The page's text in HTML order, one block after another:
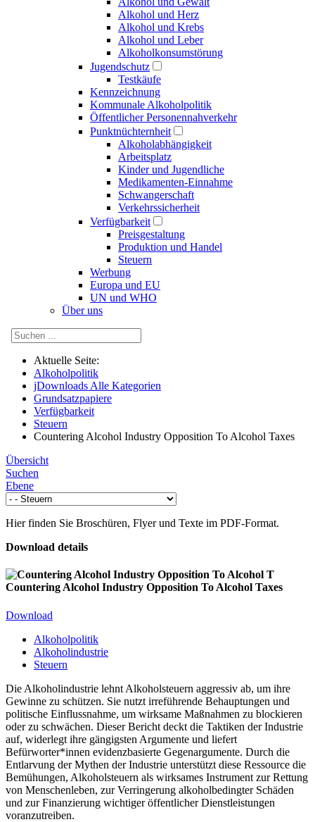
Alkohol und Herz
Alkohol und Krebs
Alkohol und Leber
Alkoholkonsumstörung
Jugendschutz
Testkäufe
Kennzeichnung
Kommunale Alkoholpolitik
Öffentlicher Personennahverkehr
Punktnüchternheit
Alkoholabhängigkeit
Arbeitsplatz
Kinder und Jugendliche
Medikamenten-Einnahme
Schwangerschaft
Verkehrssicherheit
Verfügbarkeit
Preisgestaltung
Produktion und Handel
Steuern
Werbung
Europa und EU
UN und WHO
Über uns
Aktuelle Seite:
Alkoholpolitik
jDownloads Alle Kategorien
Grundsatzpapiere
Verfügbarkeit
Steuern
Countering Alcohol Industry Opposition To Alcohol Taxes
Übersicht
Suchen
Ebene
Hier finden Sie Broschüren, Flyer und Texte im PDF-Format.
Download details
Countering Alcohol Industry Opposition To Alcohol Taxes
Download
Alkoholpolitik
Alkoholindustrie
Steuern
Die Alkoholindustrie lehnt Alkoholsteuern aggressiv ab, um ihre
Gewinne zu schützen. Sie nutzt irreführende Behauptungen und
politische Einflussnahme, um wirksame Maßnahmen zu blockieren
oder zu schwächen. Dieser Bericht deckt die Taktiken der Industrie
auf, widerlegt ihre gängigsten Argumente und liefert
Befürworter*innen evidenzbasierte Gegenargumente. Durch die
Entlarvung der Mythen der Industrie unterstützt diese Ressource die
Bemühungen, Alkoholsteuern als wirksames Instrument zur Rettung
von Menschenleben, zur Verringerung alkoholbedingter Schäden
und zur Finanzierung wichtiger öffentlicher Dienstleistungen
voranzutreiben.